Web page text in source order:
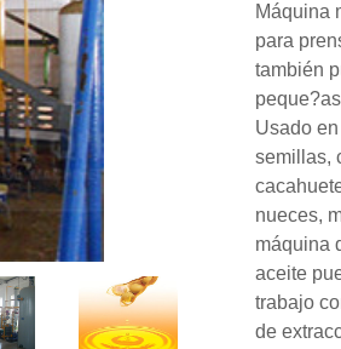
Máquina
para
también
Usado en
semillas,
nueces,
máquina
aceite
trabajo
de